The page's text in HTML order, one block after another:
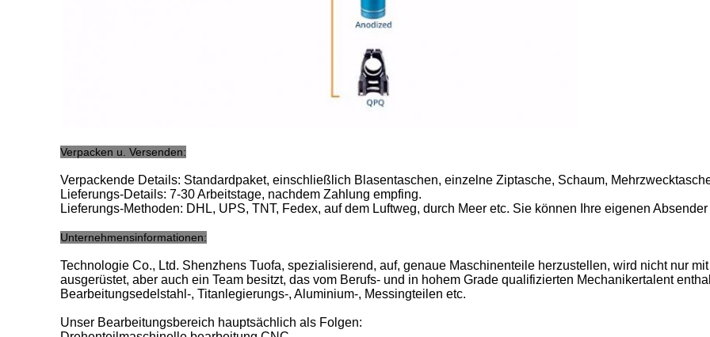
Verpacken u. Versenden:
Verpackende Details: Standardpaket, einschließlich Blasentaschen, einzelne Ziptasche, Schaum,
Lieferungs-Details: 7-30 Arbeitstage, nachdem Zahlung empfing.
Lieferungs-Methoden: DHL, UPS, TNT, Fedex, auf dem Luftweg, durch Meer etc. Sie können Ihre eigenen
Unternehmensinformationen:
Technologie Co., Ltd. Shenzhens Tuofa, spezialisierend, auf, genaue Maschinenteile herzustellen, wird nicht nur
ausgerüstet, aber auch ein Team besitzt, das vom Berufs- und in hohem Grade qualifizierten Mechanikertalent
Bearbeitungsedelstahl-, Titanlegierungs-, Aluminium-, Messingteilen etc.
Unser Bearbeitungsbereich hauptsächlich als Folgen: